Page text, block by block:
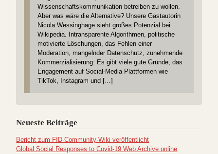
Wissenschaftskommunikation betreiben zu wollen.
Aber was wäre die Alternative? Unsere Gastautorin
Nicola Wessinghage sieht großes Potenzial bei
Wikipedia. Intransparente Algorithmen, politische
motivierte Löschungen, das Fehlen einer
Moderation, mangelnder Datenschutz, zunehmende
Kommerzialisierung: Es gibt viele gute Gründe, das
Engagement auf Social-Media Plattformen wie
TikTok, Instagram und […]
Neueste Beiträge
Bericht zum FID-Community-Wiki veröffentlicht
Global Social Responses to Covid-19 Web Archive online